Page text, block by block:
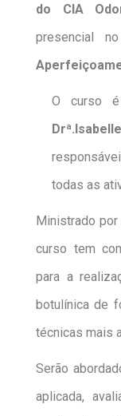
do CIA
presencial
O curso
todas as
Ministrado
curso tem
para a
botulínica de
técnicas mais
Serão
aplicada,